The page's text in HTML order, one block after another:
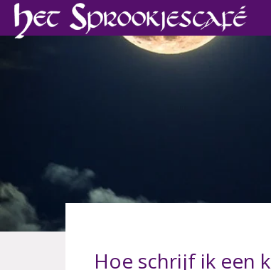
Hoe schrijf ik een